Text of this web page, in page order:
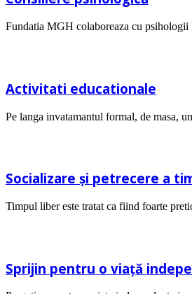
Fundatia MGH colaboreaza cu
Activitati educationale
Pe langa invatamantul formal, de masa,
Socializare și petrecere a
Timpul liber este tratat ca fiind foarte
Sprijin pentru o viaţă